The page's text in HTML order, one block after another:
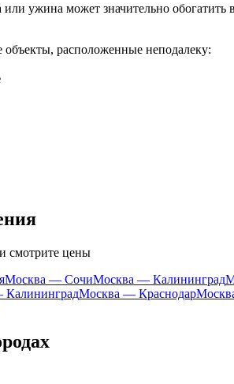
ужина может значительно
расположенные неподалеку:
смотрите цены
Москва — СочиМосква — Калининград
КалининградМосква — Краснодар